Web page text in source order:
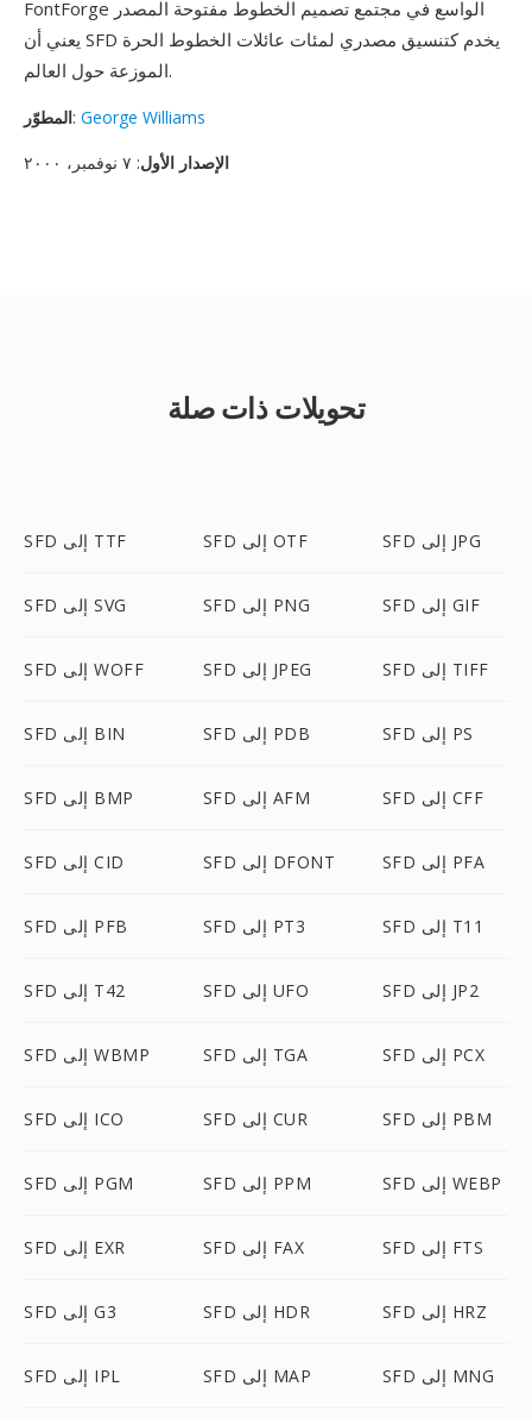
FontForge الواسع في مجتمع تصميم الخطوط مفتوحة المصدر
يعني أن SFD يخدم كتنسيق مصدري لمئات عائلات الخطوط الحرة
الموزعة حول العالم.
المطوّر: George Williams
الإصدار الأول: ٧ نوفمبر، ٢٠٠٠
تحويلات ذات صلة
SFD إلى TTF SFD إلى OTF SFD إلى JPG
SFD إلى SVG SFD إلى PNG SFD إلى GIF
SFD إلى WOFF SFD إلى JPEG SFD إلى TIFF
SFD إلى BIN SFD إلى PDB SFD إلى PS
SFD إلى BMP SFD إلى AFM SFD إلى CFF
SFD إلى CID SFD إلى DFONT SFD إلى PFA
SFD إلى PFB SFD إلى PT3 SFD إلى T11
SFD إلى T42 SFD إلى UFO SFD إلى JP2
SFD إلى WBMP SFD إلى TGA SFD إلى PCX
SFD إلى ICO SFD إلى CUR SFD إلى PBM
SFD إلى PGM SFD إلى PPM SFD إلى WEBP
SFD إلى EXR SFD إلى FAX SFD إلى FTS
SFD إلى G3 SFD إلى HDR SFD إلى HRZ
SFD إلى IPL SFD إلى MAP SFD إلى MNG